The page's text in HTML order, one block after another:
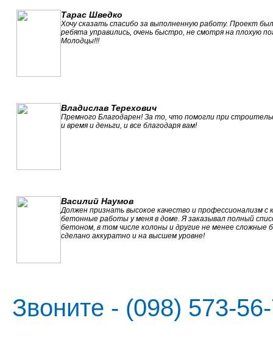
Тарас Шведко
Хочу сказать спасибо за выполненную работу. Проект
ребята управились, очень быстро, не смотря на плохую
Молодцы!!!
Владислав Терехович
Премного Благодарен! За то, что помогли при
и время и деньги, и все благодаря вам!
Василий Наумов
Должен признать высокое качество и профессионализм
бетонные работы у меня в доме. Я заказывал полный
бетоном, в том числе колоны и другие не менее сложные
сделано аккуратно и на высшем уровне!
Звоните - (098) 573-